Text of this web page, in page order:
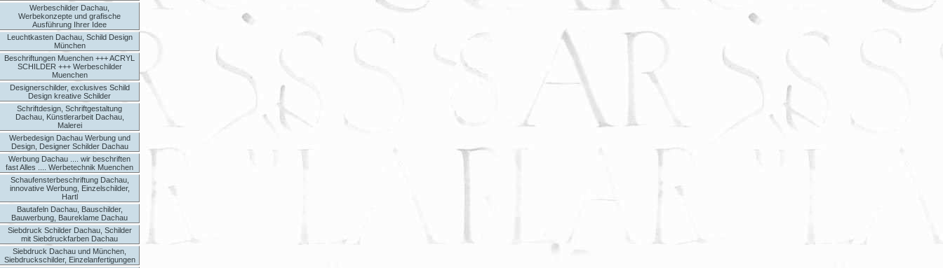
Werbeschilder Dachau,
Werbekonzepte und grafische
Ausführung Ihrer Idee
Leuchtkasten Dachau, Schild Design
München
Beschriftungen Muenchen +++ ACRYL
SCHILDER +++ Werbeschilder
Muenchen
Designerschilder, exclusives Schild
Design kreative Schilder
Schriftdesign, Schriftgestaltung
Dachau, Künstlerarbeit Dachau,
Malerei
Werbedesign Dachau Werbung und
Design, Designer Schilder Dachau
Werbung Dachau .... wir beschriften
fast Alles .... Werbetechnik Muenchen
Schaufensterbeschriftung Dachau,
innovative Werbung, Einzelschilder,
Hartl
Bautafeln Dachau, Bauschilder,
Bauwerbung, Baureklame Dachau
Siebdruck Schilder Dachau, Schilder
mit Siebdruckfarben Dachau
Siebdruck Dachau und München,
Siebdruckschilder, Einzelanfertigungen